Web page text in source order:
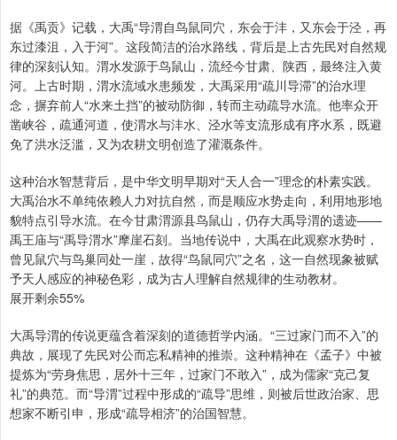
据《禹贡》记载，大禹“导渭自鸟鼠同穴，东会于沣，又东会于泾，再
东过漆沮，入于河”。这段简洁的治水路线，背后是上古先民对自然规
律的深刻认知。渭水发源于鸟鼠山，流经今甘肃、陕西，最终注入黄
河。上古时期，渭水流域水患频发，大禹采用“疏川导滞”的治水理
念，摒弃前人“水来土挡”的被动防御，转而主动疏导水流。他率众开
凿峡谷，疏通河道，使渭水与沣水、泾水等支流形成有序水系，既避
免了洪水泛滥，又为农耕文明创造了灌溉条件。
这种治水智慧背后，是中华文明早期对“天人合一”理念的朴素实践。
大禹治水不单纯依赖人力对抗自然，而是顺应水势走向，利用地形地
貌特点引导水流。在今甘肃渭源县鸟鼠山，仍存大禹导渭的遗迹——
禹王庙与“禹导渭水”摩崖石刻。当地传说中，大禹在此观察水势时，
曾见鼠穴与鸟巢同处一崖，故得“鸟鼠同穴”之名，这一自然现象被赋
予天人感应的神秘色彩，成为古人理解自然规律的生动教材。
展开剩余55%
大禹导渭的传说更蕴含着深刻的道德哲学内涵。“三过家门而不入”的
典故，展现了先民对公而忘私精神的推崇。这种精神在《孟子》中被
提炼为“劳身焦思，居外十三年，过家门不敢入”，成为儒家“克己复
礼”的典范。而“导渭”过程中形成的“疏导”思维，则被后世政治家、思
想家不断引申，形成“疏导相济”的治国智慧。